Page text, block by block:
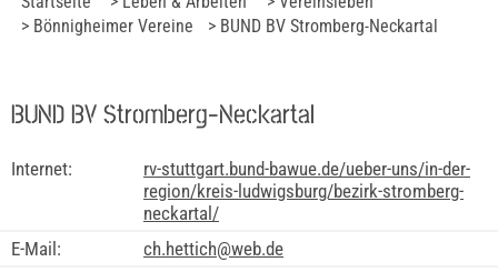
> Bönnigheimer Vereine
> BUND BV Stromberg-Neckartal
BUND BV Stromberg-Neckartal
Internet:
rv-stuttgart.bund-bawue.de/ueber-uns/in-der-
region/kreis-ludwigsburg/bezirk-stromberg-
neckartal/
E-Mail:
ch.hettich@web.de